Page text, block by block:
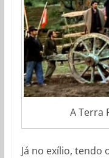
A Terra
Já no exílio, tendo